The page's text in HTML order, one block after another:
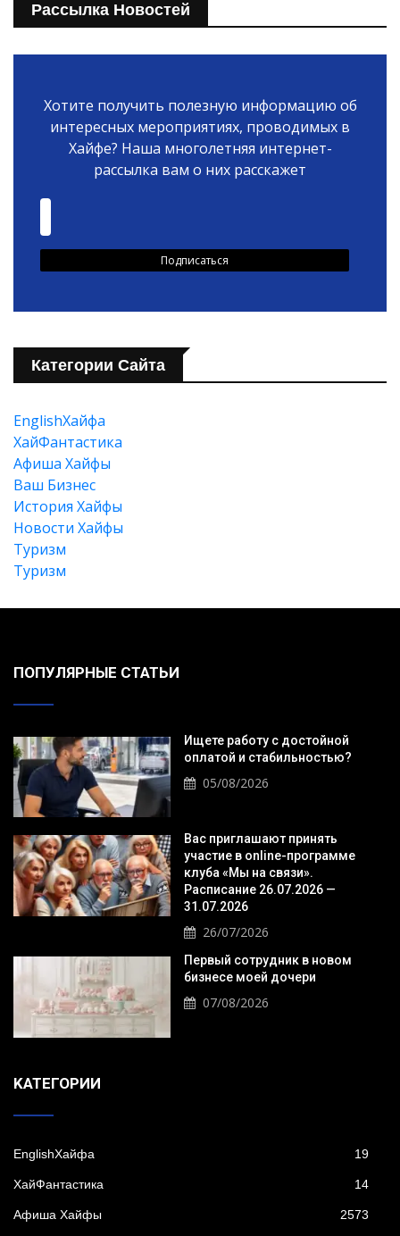
Рассылка Новостей
Хотите получить полезную информацию об
интересных мероприятиях, проводимых в
Хайфе? Наша многолетняя интернет-
рассылка вам о них расскажет
Категории Сайта
EnglishХайфа
XайФантастика
Афиша Хайфы
Ваш Бизнес
История Хайфы
Новости Хайфы
Туризм
Туризм
ПОПУЛЯРНЫЕ СТАТЬИ
Ищете работу с достойной
оплатой и стабильностью?
05/08/2026
Вас приглашают принять
участие в online-программе
клуба «Мы на связи».
Расписание 26.07.2026 —
31.07.2026
26/07/2026
Первый сотрудник в новом
бизнесе моей дочери
07/08/2026
KАТЕГОРИИ
EnglishХайфа 19
XайФантастика 14
Афиша Хайфы 2573